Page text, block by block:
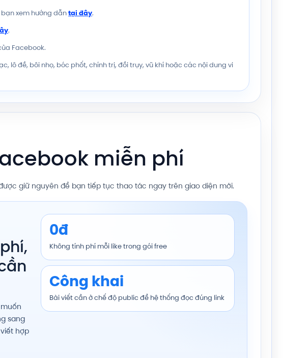
bạn xem hướng dẫntại đây.
.
Facebook.
lô đề, bôi nhọ, bóc phốt, chính trị, đồi trụy, vũ khí hoặc các nội dung vi
miễn phí
giữ nguyên để bạn tiếp tục thao tác ngay trên giao diện mới.
sang
hợp
0đ
Không tính phí mỗi like trong gói free
Công khai
Bài viết cần ở chế độ public để hệ thống đọc đúng link